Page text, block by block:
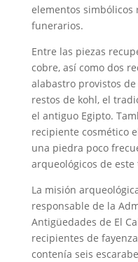
elementos simbólicos
funerarios.
Entre las piezas
cobre, así como dos
alabastro provistos
restos de kohl, el
el antiguo Egipto.
recipiente cosmético
una piedra poco
arqueológicos de este
La misión
responsable de la
Antigüedades de El
recipientes de
contenía seis